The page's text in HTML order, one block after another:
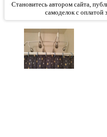
Становитесь автором сайта,
самоделок с оплатой